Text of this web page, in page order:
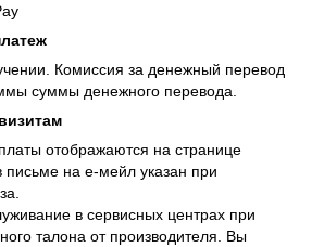
Комиссия за денежный перевод
суммы денежного перевода.
отображаются на странице
письме на е-мейл указан при
в сервисных центрах при
талона от производителя. Вы